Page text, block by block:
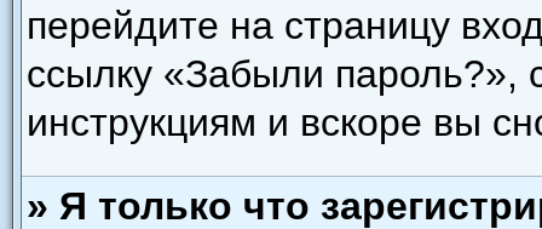
перейдите на страницу
ссылку «Забыли пароль?»,
инструкциям и вскоре вы
» Я только что